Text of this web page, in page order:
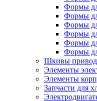
Формы
Формы
Формы
Формы
Формы
Формы
Шкивы
Элементы
Элементы
Запчасти для